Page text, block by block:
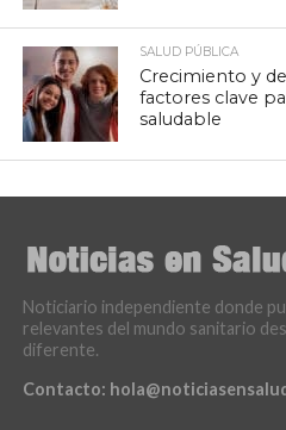
SALUD PÚBLICA
Crecimiento y
factores clave
saludable
Noticiario independiente donde
relevantes del mundo sanitario
diferente.
Contacto: